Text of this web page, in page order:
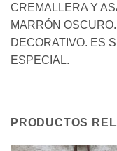
CREMALLERA Y
MARRÓN
DECORATIVO. ES
ESPECIAL.
PRODUCTOS